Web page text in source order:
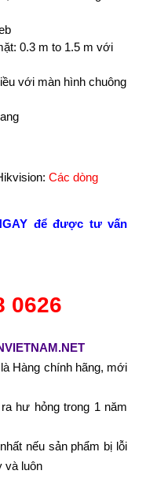
0.3 m to 1.5 m với
với màn hình chuông
Các dòng
để được tư vấn
0626
Hàng chính hãng, mới
hư hỏng trong 1 năm
nếu sản phẩm bị lỗi
và luôn